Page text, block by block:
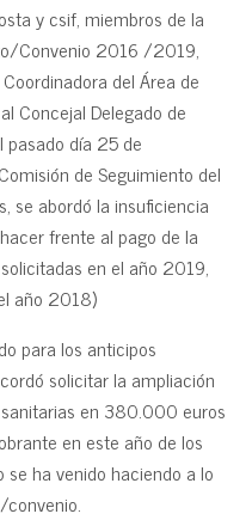
y csif, miembros de la
Convenio 2016 /2019,
del Área de
Concejal Delegado de
pasado día 25 de
de Seguimiento del
se abordó la insuficiencia
frente al pago de la
en el año 2019,
año 2018)
para los anticipos
solicitar la ampliación
en 380.000 euros
en este año de los
ha venido haciendo a lo